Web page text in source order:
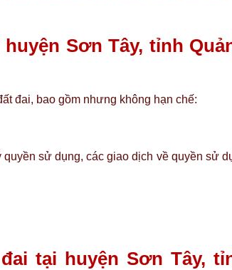
Sơn Tây, tỉnh
đai, bao gồm nhưng không hạn chế:
sử dụng, các giao dịch về quyền sử
tại huyện Sơn Tây,